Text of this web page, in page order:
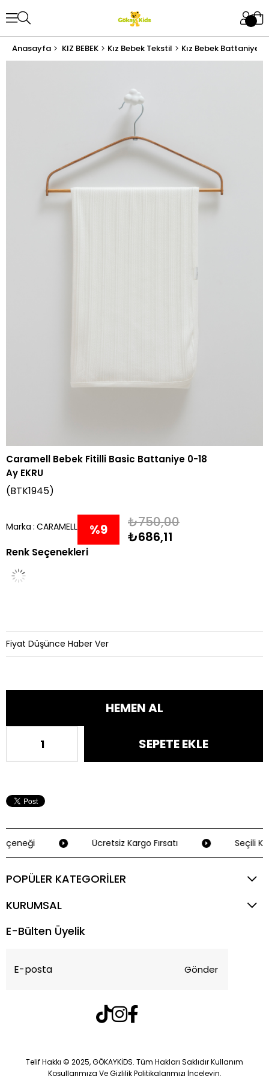
Anasayfa KIZ BEBEK Kız Bebek Tekstil Kız Bebek Battaniye
Caramell Bebek Fitilli Basic Battaniye 0-18
Ay EKRU
(BTK1945)
Marka : CARAMELL %9
İndirim
₺750,00
₺686,11
Renk Seçenekleri
Fiyat Düşünce Haber Ver
Ücretsiz Kargo Fırsatı Seçili
POPÜLER KATEGORİLER
KURUMSAL
E-Bülten Üyelik
Gönder
Telif Hakkı © 2025, GÖKAYKİDS. Tüm Hakları Saklıdır Kullanım
Koşullarımıza Ve Gizlilik Politikalarımızı İnceleyin.